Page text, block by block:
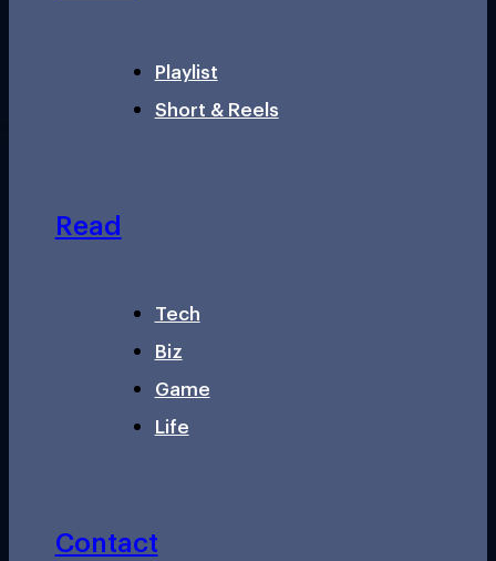
Playlist
Short & Reels
Read
Tech
Biz
Game
Life
Contact